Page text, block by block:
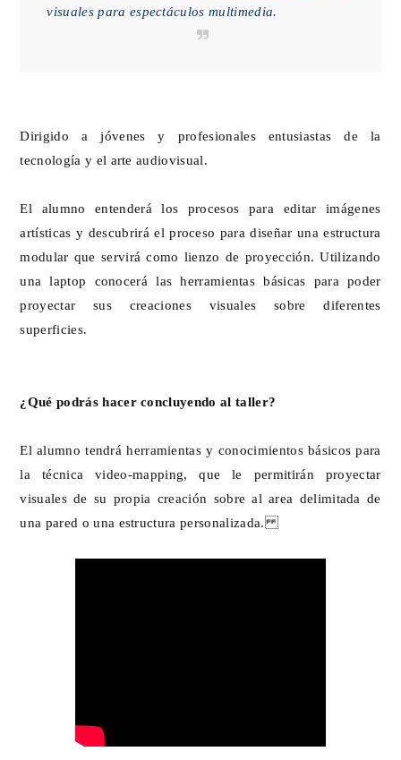
visuales para espectáculos multimedia.
Dirigido a jóvenes y profesionales entusiastas de la
tecnología y el arte audiovisual.
El alumno entenderá los procesos para editar imágenes
artísticas y descubrirá el proceso para diseñar una estructura
modular que servirá como lienzo de proyección. Utilizando
una laptop conocerá las herramientas básicas para poder
proyectar sus creaciones visuales sobre diferentes
superficies.
¿Qué podrás hacer concluyendo al taller?
El alumno tendrá herramientas y conocimientos básicos para
la técnica video-mapping, que le permitirán proyectar
visuales de su propia creación sobre al area delimitada de
una pared o una estructura personalizada.